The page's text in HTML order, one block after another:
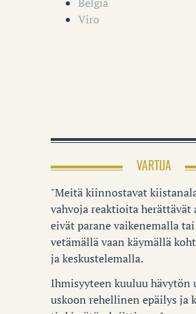
Viro
VARTIJA
"Meitä kiinnostavat
vahvoja reaktioita herättävät
eivät parane vaikenemalla
vetämällä vaan käymällä
ja keskustelemalla.
Ihmisyyteen kuuluu hävytön
uskoon rehellinen epäilys ja